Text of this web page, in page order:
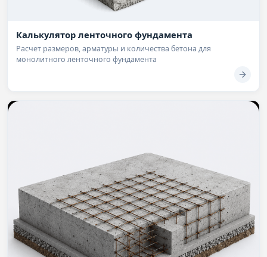
Калькулятор ленточного фундамента
Расчет размеров, арматуры и количества бетона для
монолитного ленточного фундамента